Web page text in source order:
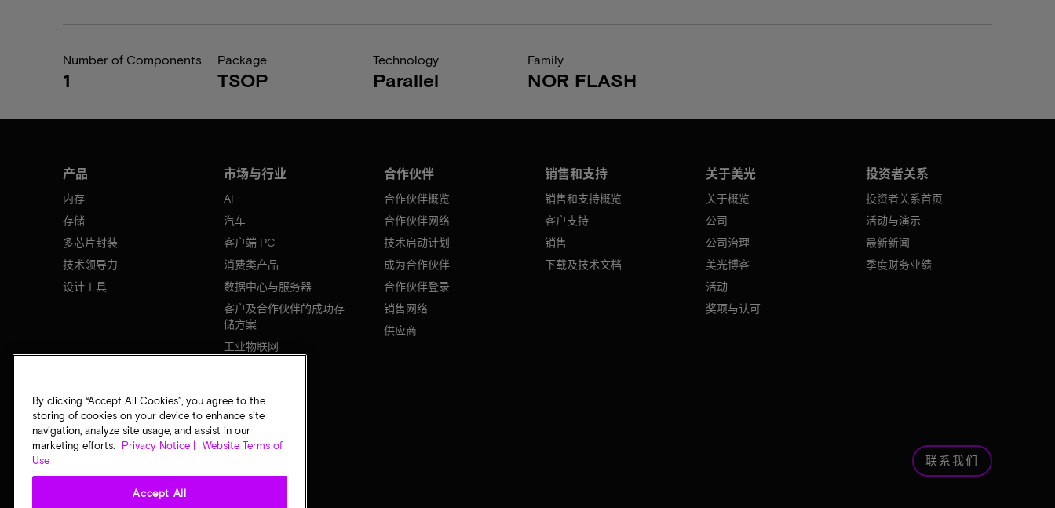
Number of Components
1
Package
TSOP
Technology
Parallel
Family
NOR FLASH
产品
内存
存储
多芯片封装
技术领导力
设计工具
市场与行业
AI
汽车
客户端 PC
消费类产品
数据中心与服务器
客户及合作伙伴的成功存
储方案
工业物联网
合作伙伴
合作伙伴概览
合作伙伴网络
技术启动计划
成为合作伙伴
合作伙伴登录
销售网络
供应商
销售和支持
销售和支持概览
客户支持
销售
下载及技术文档
关于美光
关于概览
公司
公司治理
美光博客
活动
奖项与认可
投资者关系
投资者关系首页
活动与演示
最新新闻
季度财务业绩
联系我们
By clicking “Accept All Cookies”, you agree to the
storing of cookies on your device to enhance site
navigation, analyze site usage, and assist in our
marketing efforts.
Privacy Notice |
Website Terms of
Use
Accept All